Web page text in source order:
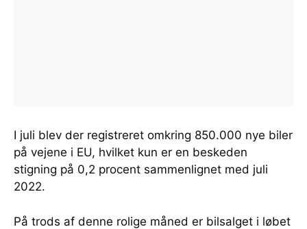
I juli blev der registreret omkring 850.000 nye biler
på vejene i EU, hvilket kun er en beskeden
stigning på 0,2 procent sammenlignet med juli
2022.
På trods af denne rolige måned er bilsalget i løbet